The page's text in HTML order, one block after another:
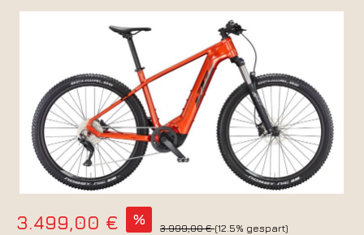
3.499,00 € %
3.999,00 €(12.5% gespart)